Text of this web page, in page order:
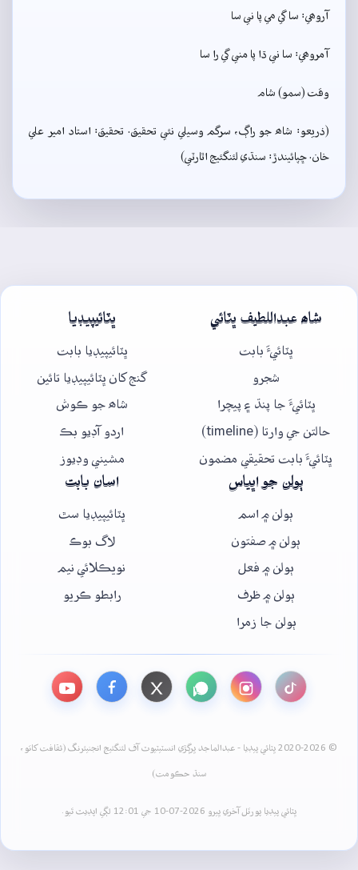
آروھي: سا گي مي پا ني سا
آمروھي: سا ني ڌا پا مني گي را سا
وقت (سمو) شام
(ذريعو: شاھ جو راڳ، سرگم وسيلي نئي تحقيق. تحقيق: استاد امير علي
خان. ڇپائيندڙ: سنڌي لئنگئيج اٿارٽي)
شاھ عبداللطيف ڀٽائي
ڀٽائيءَ بابت
شجرو
ڀٽائيءَ جا پنڌ ۽ پيچرا
حالتن جي وارتا (timeline)
ڀٽائيءَ بابت تحقيقي مضمون
ڀٽائيپيڊيا
ڀٽائيپيڊيا بابت
گنج کان ڀٽائيپيڊيا تائين
شاھ جو ڪوش
اردو آڊيو بڪ
مشيني وڊيوز
ٻولن جو اڀياس
ٻولن ۾ اسم
ٻولن ۾ صفتون
ٻولن ۾ فعل
ٻولن ۾ ظرف
ٻولن جا زمرا
اسان بابت
ڀٽائيپيڊيا سٿ
لاگ بوڪ
نويڪلائي نيم
رابطو ڪريو
© 2020-2026 ڀٽائي پيڊيا - عبدالماجد ڀرڳڙي انسٽيٽيوٽ آف لئنگئيج انجنيئرنگ (ثقافت کاتو،
سنڌ حڪومت)
ڀٽائي پيڊيا پورٽل آخري ڀيرو 2026-07-10 جي 12:01 لڳي اپڊيٽ ٿيو.